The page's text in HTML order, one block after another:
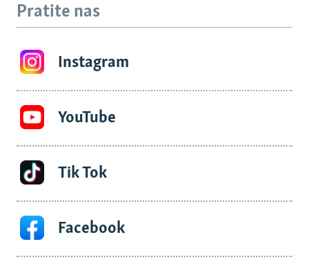
Pratite nas
Instagram
YouTube
Tik Tok
Facebook